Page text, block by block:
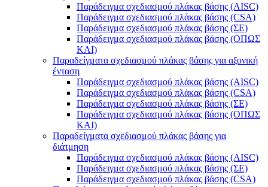
Παράδειγμα σχεδιασμού πλάκας βάσης (AISC)
Παράδειγμα σχεδιασμού πλάκας βάσης (CSA)
Παράδειγμα σχεδιασμού πλάκας βάσης (ΣΕ)
Παράδειγμα σχεδιασμού πλάκας βάσης (ΟΠΩΣ
ΚΑΙ)
Παραδείγματα σχεδιασμού πλάκας βάσης για αξονική
ένταση
Παράδειγμα σχεδιασμού πλάκας βάσης (AISC)
Παράδειγμα σχεδιασμού πλάκας βάσης (CSA)
Παράδειγμα σχεδιασμού πλάκας βάσης (ΣΕ)
Παράδειγμα σχεδιασμού πλάκας βάσης (ΟΠΩΣ
ΚΑΙ)
Παραδείγματα σχεδιασμού πλάκας βάσης για
διάτμηση
Παράδειγμα σχεδιασμού πλάκας βάσης (AISC)
Παράδειγμα σχεδιασμού πλάκας βάσης (ΣΕ)
Παράδειγμα σχεδιασμού πλάκας βάσης (CSA)